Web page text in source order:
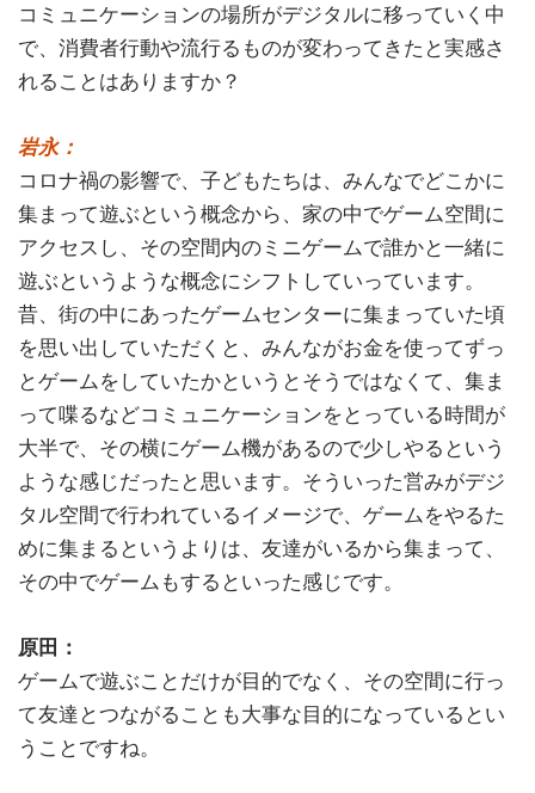
コミュニケーションの場所がデジタルに移っていく中
で、消費者行動や流行るものが変わってきたと実感さ
れることはありますか？
岩永：
コロナ禍の影響で、子どもたちは、みんなでどこかに
集まって遊ぶという概念から、家の中でゲーム空間に
アクセスし、その空間内のミニゲームで誰かと一緒に
遊ぶというような概念にシフトしていっています。
昔、街の中にあったゲームセンターに集まっていた頃
を思い出していただくと、みんながお金を使ってずっ
とゲームをしていたかというとそうではなくて、集ま
って喋るなどコミュニケーションをとっている時間が
大半で、その横にゲーム機があるので少しやるという
ような感じだったと思います。そういった営みがデジ
タル空間で行われているイメージで、ゲームをやるた
めに集まるというよりは、友達がいるから集まって、
その中でゲームもするといった感じです。
原田：
ゲームで遊ぶことだけが目的でなく、その空間に行っ
て友達とつながることも大事な目的になっているとい
うことですね。